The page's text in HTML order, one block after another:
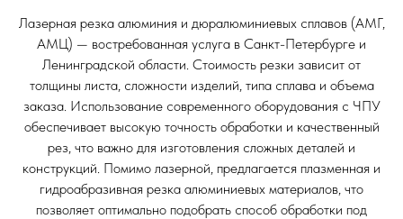
Лазерная резка алюминия и дюралюминиевых сплавов (АМГ,
АМЦ) — востребованная услуга в Санкт-Петербурге и
Ленинградской области. Стоимость резки зависит от
толщины листа, сложности изделий, типа сплава и объема
заказа. Использование современного оборудования с ЧПУ
обеспечивает высокую точность обработки и качественный
рез, что важно для изготовления сложных деталей и
конструкций. Помимо лазерной, предлагается плазменная и
гидроабразивная резка алюминиевых материалов, что
позволяет оптимально подобрать способ обработки под